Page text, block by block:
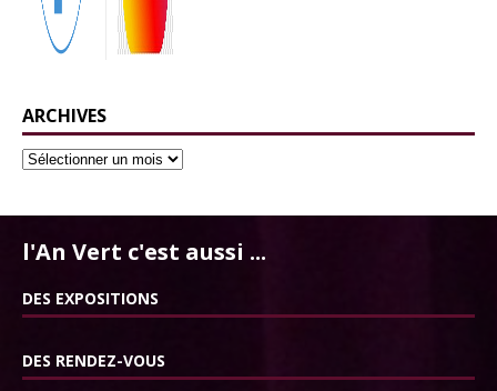
ARCHIVES
l'An Vert c'est aussi ...
DES EXPOSITIONS
DES RENDEZ-VOUS